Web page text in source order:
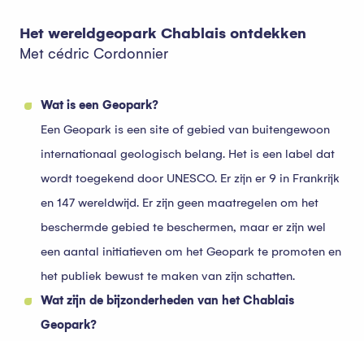
Het wereldgeopark Chablais ontdekken
Met cédric Cordonnier
Wat is een Geopark?
Een Geopark is een site of gebied van buitengewoon
internationaal geologisch belang. Het is een label dat
wordt toegekend door UNESCO. Er zijn er 9 in Frankrijk
en 147 wereldwijd. Er zijn geen maatregelen om het
beschermde gebied te beschermen, maar er zijn wel
een aantal initiatieven om het Geopark te promoten en
het publiek bewust te maken van zijn schatten.
Wat zijn de bijzonderheden van het Chablais
Geopark?